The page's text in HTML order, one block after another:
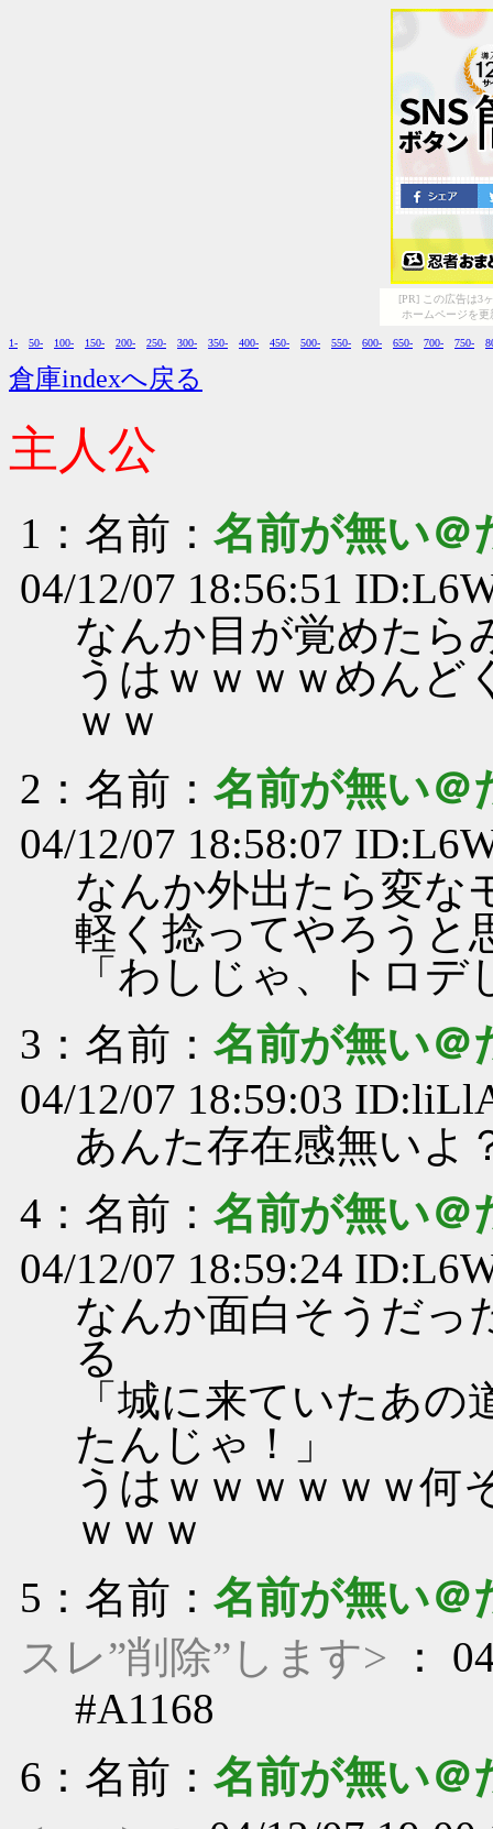
[PR] この広告は3
ホームページを
1- 50- 100- 150- 200- 250- 300- 350- 400- 450- 500- 550- 600- 650- 700- 750-
倉庫indexへ戻る
主人公
1 ：名前： 名前が無い＠
04/12/07 18:56:51
なんか目が覚めたら
うはｗｗｗｗめんど
ｗｗ
2 ：名前： 名前が無い＠
04/12/07 18:58:07
なんか外出たら変な
軽く捻ってやろうと
「わしじゃ、トロ
3 ：名前： 名前が無い＠
04/12/07 18:59:03
あんた存在感無いよ
4 ：名前： 名前が無い＠
04/12/07 18:59:24
なんか面白そうだっ
る
「城に来ていたあ
たんじゃ！」
うはｗｗｗｗｗｗ何
ｗｗｗ
5 ：名前： 名前が無い＠
スレ”削除”します>
：
#A1168
6 ：名前： 名前が無い＠